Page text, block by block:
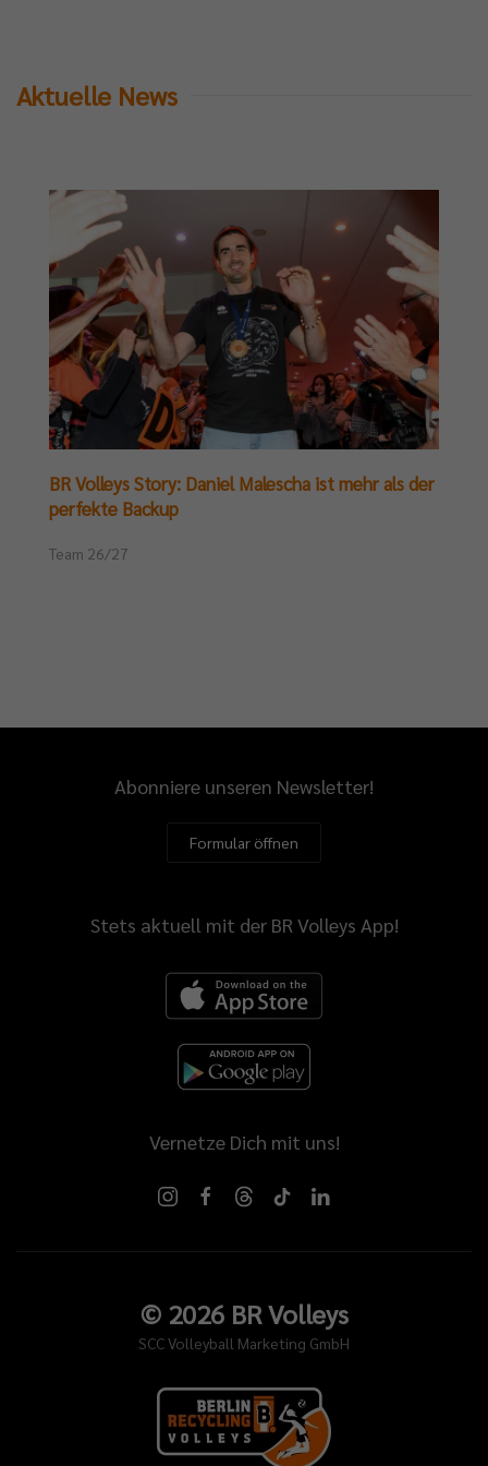
Aktuelle News
BR Volleys Story: Daniel Malescha ist mehr als der
perfekte Backup
Team 26/27
Abonniere unseren Newsletter!
Formular öffnen
Stets aktuell mit der BR Volleys App!
Vernetze Dich mit uns!
© 2026BR Volleys
SCC Volleyball Marketing GmbH